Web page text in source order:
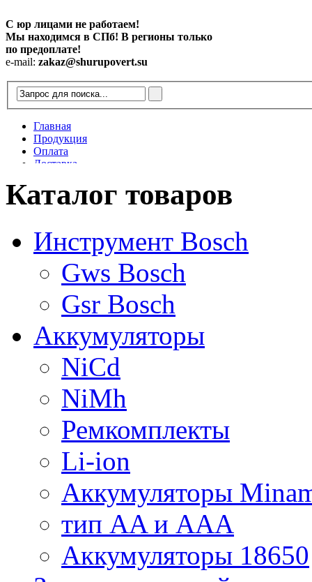
С юр лицами не работаем!
Мы находимся в СПб! В регионы только
по предоплате!
e-mail: zakaz@shurupovert.su
Главная
Продукция
Оплата
Доставка
Статьи
Каталог товаров
Инструмент Bosch
Gws Bosch
Gsr Bosch
Аккумуляторы
NiCd
NiMh
Ремкомплекты
Li-ion
Аккумуляторы
тип AA и AAA
Аккумуляторы 18650